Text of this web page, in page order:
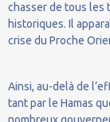
chasser de tous les
historiques. Il
crise du Proche
Ainsi, au-delà de
tant par le Hamas